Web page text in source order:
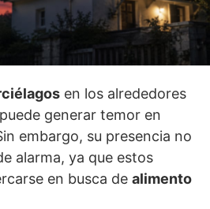
en los alrededores
generar temor en
embargo, su presencia no
alarma, ya que estos
en busca de alimento